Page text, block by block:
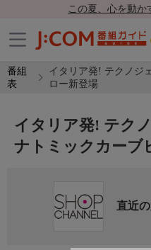
この夏、心を動か
番組
表
イタリア発! テクノジ
ロー新登場
イタリア発! テク
ナトミックカーブ
直近